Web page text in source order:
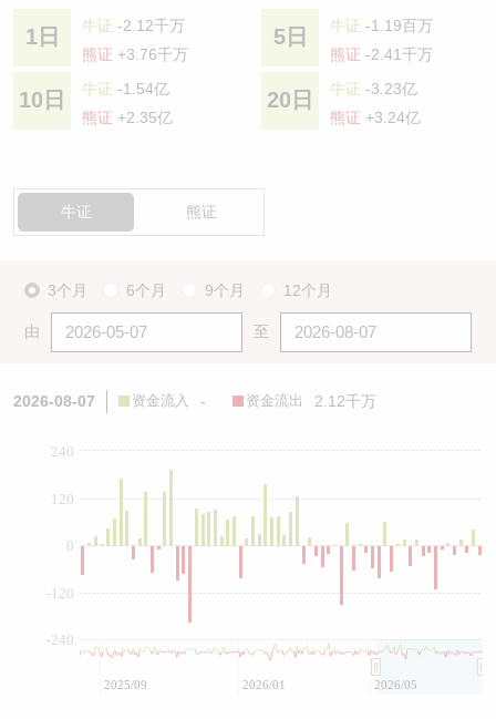
1日 牛证 -2.12千万
熊证 +3.76千万
5日 牛证 -1.19百万
熊证 -2.41千万
10日 牛证 -1.54亿
熊证 +2.35亿
20日 牛证 -3.23亿
熊证 +3.24亿
牛证 熊证
3个月 6个月 9个月 12个月
由 至
2026-08-07 资金流入 - 资金流出 2.12千万
0
-240
-120
120
240
2025/09 2026/01 2026/05